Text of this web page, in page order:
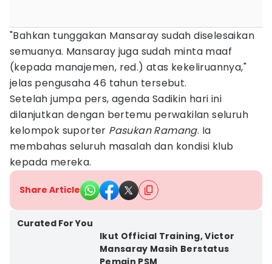
"Bahkan tunggakan Mansaray sudah diselesaikan
semuanya. Mansaray juga sudah minta maaf
(kepada manajemen, red.) atas kekeliruannya,"
jelas pengusaha 46 tahun tersebut.
Setelah jumpa pers, agenda Sadikin hari ini
dilanjutkan dengan bertemu perwakilan seluruh
kelompok suporter Pasukan Ramang. Ia
membahas seluruh masalah dan kondisi klub
kepada mereka.
Share Article
Curated For You
Ikut Official Training, Victor
Mansaray Masih Berstatus
Pemain PSM